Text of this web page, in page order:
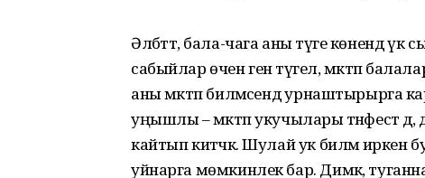
Әлбәттә, бала-чага аны тәүге кө­нендә
сабыйлар өчен генә түгел, мәктәп
аны мәктәп биләмәсендә урнаштырырга
уңышлы – мәктәп укучылары тәнә­фестә дә,
кайтып китәчәк. Шулай ук биләмә
уйнарга мөмкинлек бар. Димәк,